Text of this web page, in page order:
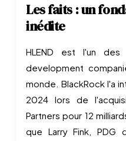
Les faits : un
inédite
HLEND est l'un des
development
monde. BlackRock l'a
2024 lors de
Partners pour 12
que Larry Fink, PDG